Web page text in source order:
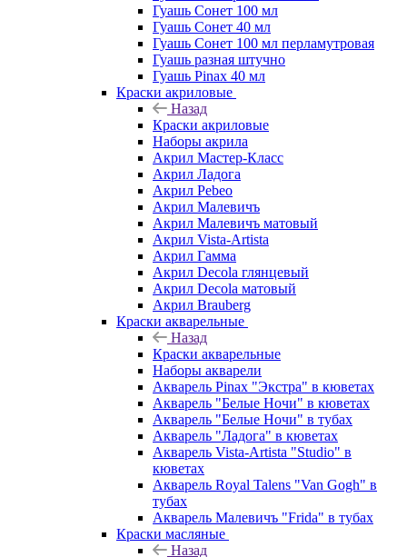
Гуашь Сонет 100 мл
Гуашь Сонет 40 мл
Гуашь Сонет 100 мл перламутровая
Гуашь разная штучно
Гуашь Pinax 40 мл
Краски акриловые
Назад
Краски акриловые
Наборы акрила
Акрил Мастер-Класс
Акрил Ладога
Акрил Pebeo
Акрил Малевичъ
Акрил Малевичъ матовый
Акрил Vista-Artista
Акрил Гамма
Акрил Decola глянцевый
Акрил Decola матовый
Акрил Brauberg
Краски акварельные
Назад
Краски акварельные
Наборы акварели
Акварель Pinax "Экстра" в кюветах
Акварель "Белые Ночи" в кюветах
Акварель "Белые Ночи" в тубах
Акварель "Ладога" в кюветах
Акварель Vista-Artista "Studio" в
кюветах
Акварель Royal Talens "Van Gogh" в
тубах
Акварель Малевичъ "Frida" в тубах
Краски масляные
Назад